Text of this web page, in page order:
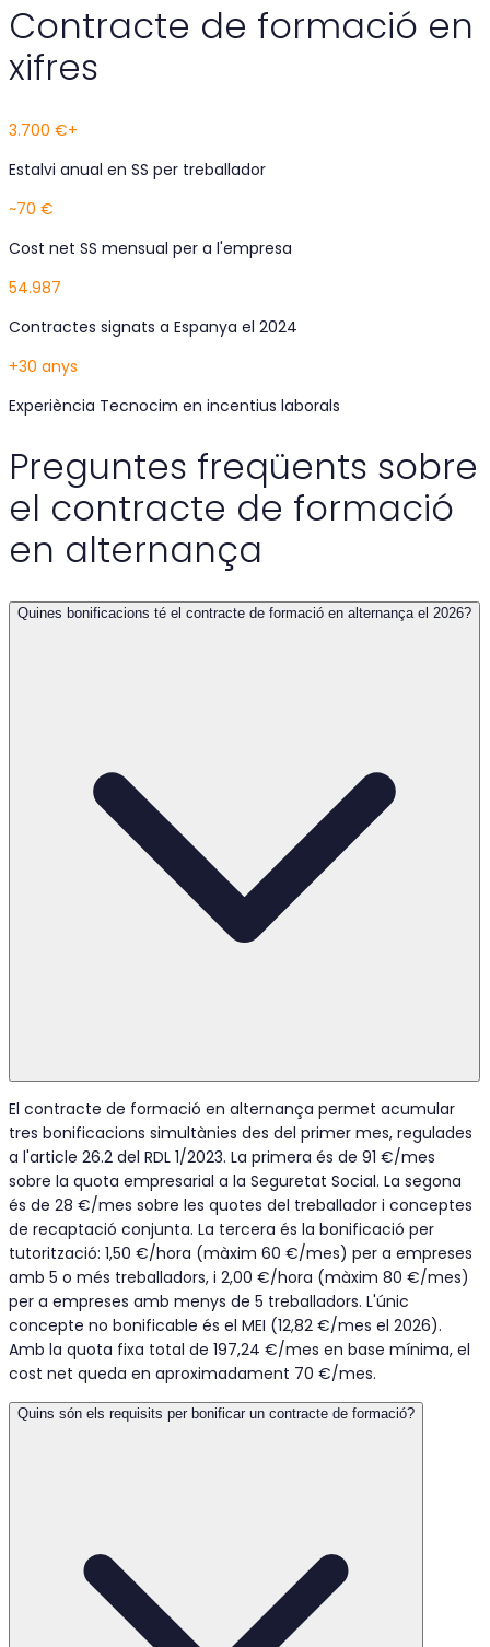
Contracte de formació en
xifres
3.700 €+
Estalvi anual en SS per treballador
~70 €
Cost net SS mensual per a l'empresa
54.987
Contractes signats a Espanya el 2024
+30 anys
Experiència Tecnocim en incentius laborals
Preguntes freqüents sobre
el contracte de formació
en alternança
Quines bonificacions té el contracte de formació en alternança el 2026?
El contracte de formació en alternança permet acumular
tres bonificacions simultànies des del primer mes, regulades
a l'article 26.2 del RDL 1/2023. La primera és de 91 €/mes
sobre la quota empresarial a la Seguretat Social. La segona
és de 28 €/mes sobre les quotes del treballador i conceptes
de recaptació conjunta. La tercera és la bonificació per
tutorització: 1,50 €/hora (màxim 60 €/mes) per a empreses
amb 5 o més treballadors, i 2,00 €/hora (màxim 80 €/mes)
per a empreses amb menys de 5 treballadors. L'únic
concepte no bonificable és el MEI (12,82 €/mes el 2026).
Amb la quota fixa total de 197,24 €/mes en base mínima, el
cost net queda en aproximadament 70 €/mes.
Quins són els requisits per bonificar un contracte de formació?